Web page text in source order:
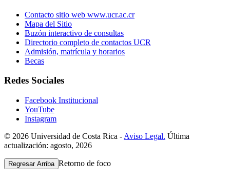
Contacto sitio web www.ucr.ac.cr
Mapa del Sitio
Buzón interactivo de consultas
Directorio completo de contactos UCR
Admisión, matrícula y horarios
Becas
Redes Sociales
Facebook Institucional
YouTube
Instagram
© 2026 Universidad de Costa Rica - Aviso Legal. Última
actualización: agosto, 2026
Regresar Arriba Retorno de foco